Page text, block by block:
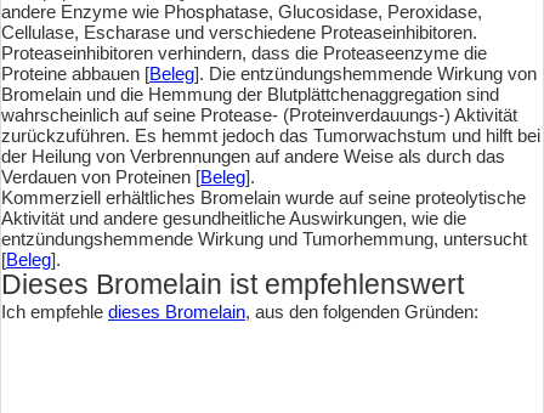
andere Enzyme wie Phosphatase, Glucosidase, Peroxidase,
Cellulase, Escharase und verschiedene Proteaseinhibitoren.
Proteaseinhibitoren verhindern, dass die Proteaseenzyme die
Proteine abbauen [Beleg]. Die entzündungshemmende Wirkung von
Bromelain und die Hemmung der Blutplättchenaggregation sind
wahrscheinlich auf seine Protease- (Proteinverdauungs-) Aktivität
zurückzuführen. Es hemmt jedoch das Tumorwachstum und hilft bei
der Heilung von Verbrennungen auf andere Weise als durch das
Verdauen von Proteinen [Beleg].
Kommerziell erhältliches Bromelain wurde auf seine proteolytische
Aktivität und andere gesundheitliche Auswirkungen, wie die
entzündungshemmende Wirkung und Tumorhemmung, untersucht
[Beleg].
Dieses Bromelain ist empfehlenswert
Ich empfehle dieses Bromelain, aus den folgenden Gründen: